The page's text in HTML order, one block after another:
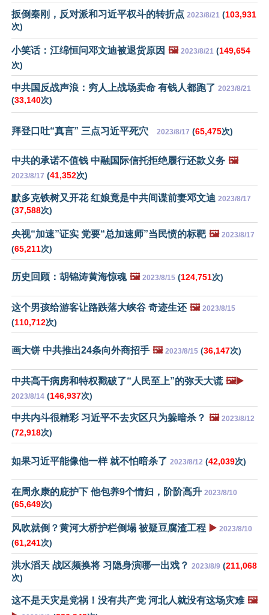
扳倒秦刚，反对派和习近平权斗的转折点 2023/8/21 (103,931
次)
小笑话：江绵恒问邓文迪被退货原因 🖼️ 2023/8/21 (149,654
次)
中共国反战声浪：穷人上战场卖命 有钱人都跑了 2023/8/21
(33,140次)
拜登口吐“真言” 三点习近平死穴 2023/8/17 (65,475次)
中共的承诺不值钱 中融国际信托拒绝履行还款义务 🖼️
2023/8/17 (41,352次)
默多克铁树又开花 红娘竟是中共间谍前妻邓文迪 2023/8/17
(37,588次)
央视“加速”证实 党要“总加速师”当民愤的标靶 🖼️ 2023/8/17
(65,211次)
历史回顾：胡锦涛黄海惊魂 🖼️ 2023/8/15 (124,751次)
这个男孩给游客让路跌落大峡谷 奇迹生还 🖼️ 2023/8/15
(110,712次)
画大饼 中共推出24条向外商招手 🖼️ 2023/8/15 (36,147次)
中共高干病房和特权戳破了“人民至上”的弥天大谎 🖼️▶️
2023/8/14 (146,937次)
中共内斗很精彩 习近平不去灾区只为躲暗杀？ 🖼️ 2023/8/12
(72,918次)
如果习近平能像他一样 就不怕暗杀了 2023/8/12 (42,039次)
在周永康的庇护下 他包养9个情妇，阶阶高升 2023/8/10
(65,649次)
风吹就倒？黄河大桥护栏倒塌 被疑豆腐渣工程 ▶️ 2023/8/10
(61,241次)
洪水滔天 战区频换将 习隐身演哪一出戏？ 2023/8/9 (211,068
次)
这不是天灾是党祸！没有共产党 河北人就没有这场灾难 🖼️